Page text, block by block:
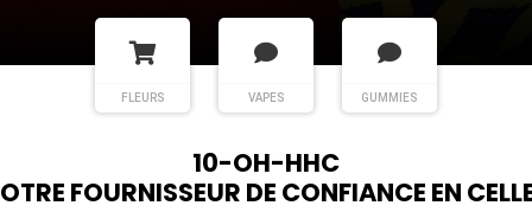
FLEURS VAPES GUMMIES
10-OH-HHC
FOURNISSEUR DE CONFIANCE EN